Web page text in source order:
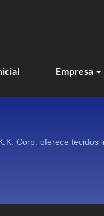
Empresa
Corp. oferece